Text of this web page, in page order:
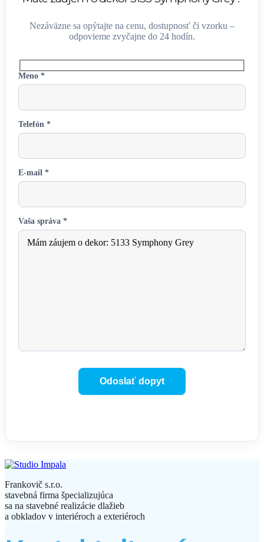
Nezáväzne sa opýtajte na cenu, dostupnosť či vzorku –
odpovieme zvyčajne do 24 hodín.
Meno *
Telefón *
E-mail *
Vaša správa *
Frankovič s.r.o.
stavebná firma špecializujúca
sa na stavebné realizácie dlažieb
a obkladov v interiéroch a exteriéroch